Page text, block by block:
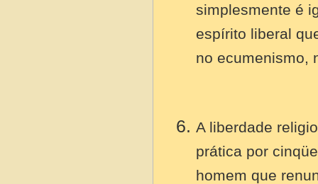
simplesmente é
espírito liberal
no ecumenismo,
A liberdade
prática por
homem que